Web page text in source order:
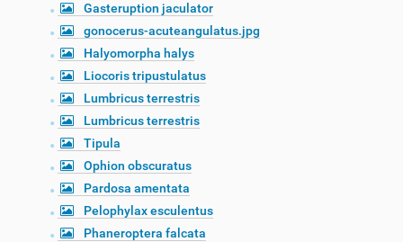
Gasteruption jaculator
gonocerus-acuteangulatus.jpg
Halyomorpha halys
Liocoris tripustulatus
Lumbricus terrestris
Lumbricus terrestris
Tipula
Ophion obscuratus
Pardosa amentata
Pelophylax esculentus
Phaneroptera falcata